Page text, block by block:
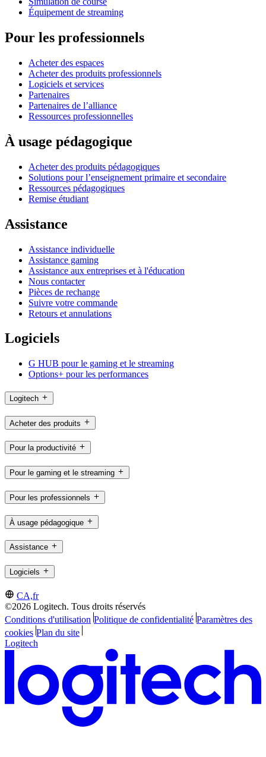
Équipement de streaming
Pour les professionnels
Acheter des espaces
Acheter des produits professionnels
Logiciels et services
Partenaires
Partenaires de l’alliance
Ressources professionnelles
À usage pédagogique
Acheter des produits pédagogiques
Solutions pour l’enseignement primaire et secondaire
Ressources pédagogiques
Remise étudiant
Assistance
Assistance individuelle
Assistance gaming
Assistance aux entreprises et à l'éducation
Nous contacter
Pièces de rechange
Suivre votre commande
Retours et annulations
Logiciels
G HUB pour le gaming et le streaming
Options+ pour les performances
Logitech
Acheter des produits
Pour la productivité
Pour le gaming et le streaming
Pour les professionnels
À usage pédagogique
Assistance
Logiciels
CA,fr
©2026 Logitech. Tous droits réservés
Conditions d'utilisation Politique de confidentialité Paramètres des
cookies Plan du site
Logitech